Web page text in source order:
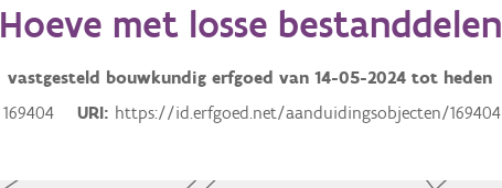
Hoeve met losse bestanddelen
vastgesteld bouwkundig erfgoed van14-05-2024 tot heden
169404 URI https://id.erfgoed.net/aanduidingsobjecten/169404